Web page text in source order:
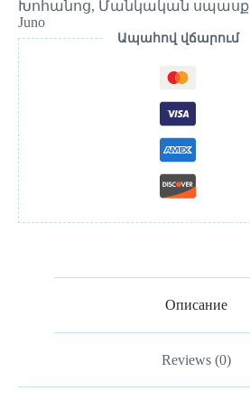
Խոհանոց, Մանկական սպասք
Juno
Ապահով վճարում
Описание
Reviews (0)